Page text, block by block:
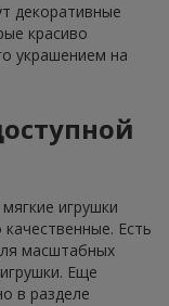
декоративные
красиво
украшением на
игрушки
Есть
масштабных
Еще
в разделе